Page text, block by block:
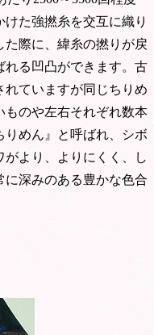
た強撚糸を交互に織り
際に、緯糸の撚りが戻
れる凹凸ができます。古
れていますが同じちりめ
ものや左右それぞれ数本
めん』と呼ばれ、シボ
より、よりにくく、し
に深みのある豊かな色合